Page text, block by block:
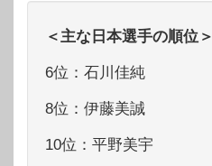
＜主な日本選手の順位＞
6位：石川佳純
8位：伊藤美誠
10位：平野美宇